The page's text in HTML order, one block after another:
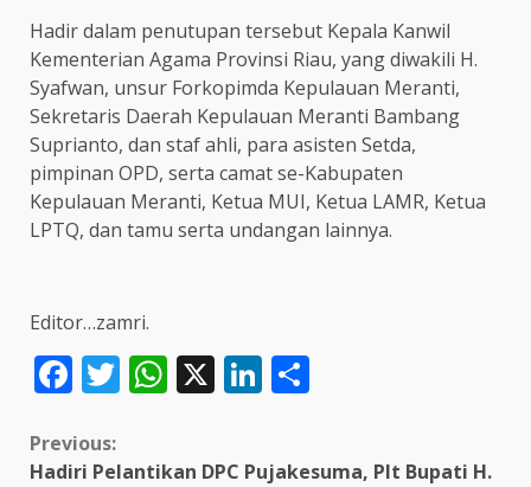
Hadir dalam penutupan tersebut Kepala Kanwil
Kementerian Agama Provinsi Riau, yang diwakili H.
Syafwan, unsur Forkopimda Kepulauan Meranti,
Sekretaris Daerah Kepulauan Meranti Bambang
Suprianto, dan staf ahli, para asisten Setda,
pimpinan OPD, serta camat se-Kabupaten
Kepulauan Meranti, Ketua MUI, Ketua LAMR, Ketua
LPTQ, dan tamu serta undangan lainnya.
Editor…zamri.
Facebook
Twitter
WhatsApp
X LinkedIn
Continue
Previous:
Hadiri Pelantikan DPC Pujakesuma, Plt Bupati H.